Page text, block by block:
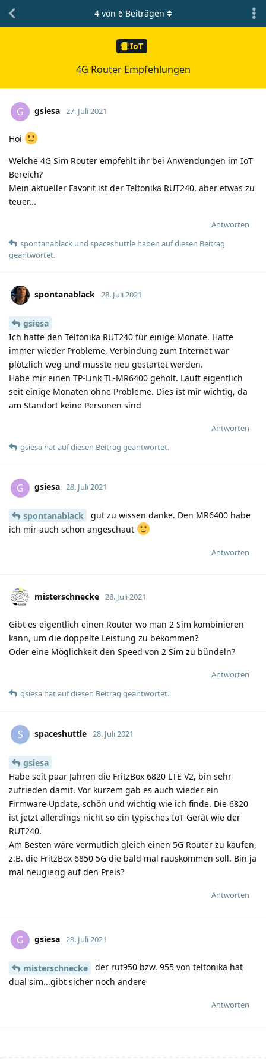
IoT
4G Router Empfehlungen
4von 6Beiträgen
G gsiesa 27. Juli 2021
Hoi
Welche 4G Sim Router empfehlt ihr bei Anwendungen im IoT
Bereich?
Mein aktueller Favorit ist der Teltonika RUT240, aber etwas zu
teuer...
Antworten
spontanablack und spaceshuttle haben auf diesen Beitrag
geantwortet.
spontanablack 28. Juli 2021
gsiesa
Ich hatte den Teltonika RUT240 für einige Monate. Hatte
immer wieder Probleme, Verbindung zum Internet war
plötzlich weg und musste neu gestartet werden.
Habe mir einen TP-Link TL-MR6400 geholt. Läuft eigentlich
seit einige Monaten ohne Probleme. Dies ist mir wichtig, da
am Standort keine Personen sind
Antworten
gsiesa hatauf diesen Beitrag geantwortet.
G gsiesa 28. Juli 2021
spontanablack
gut zu wissen danke. Den MR6400 habe
ich mir auch schon angeschaut
Antworten
misterschnecke 28. Juli 2021
Gibt es eigentlich einen Router wo man 2 Sim kombinieren
kann, um die doppelte Leistung zu bekommen?
Oder eine Möglichkeit den Speed von 2 Sim zu bündeln?
Antworten
gsiesa hatauf diesen Beitrag geantwortet.
S spaceshuttle 28. Juli 2021
gsiesa
Habe seit paar Jahren die FritzBox 6820 LTE V2, bin sehr
zufrieden damit. Vor kurzem gab es auch wieder ein
Firmware Update, schön und wichtig wie ich finde. Die 6820
ist jetzt allerdings nicht so ein typisches IoT Gerät wie der
RUT240.
Am Besten wäre vermutlich gleich einen 5G Router zu kaufen,
z.B. die FritzBox 6850 5G die bald mal rauskommen soll. Bin ja
mal neugierig auf den Preis?
Antworten
G gsiesa 28. Juli 2021
misterschnecke
der rut950 bzw. 955 von teltonika hat
dual sim...gibt sicher noch andere
Antworten